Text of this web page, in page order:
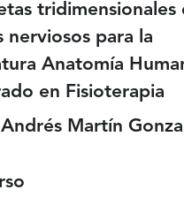
tridimensionales
nerviosos para la
Anatomía
en Fisioterapia
Martín